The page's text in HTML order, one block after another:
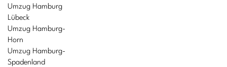
Umzug Hamburg
Lübeck
Umzug Hamburg-
Horn
Umzug Hamburg-
Spadenland